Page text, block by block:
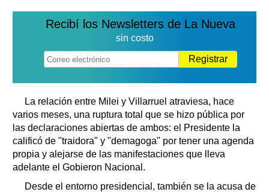
Recibí los Newsletters de La Nueva
sin costo
Registrar
La relación entre Milei y Villarruel atraviesa, hace
varios meses, una ruptura total que se hizo pública por
las declaraciones abiertas de ambos: el Presidente la
calificó de "traidora" y "demagoga" por tener una agenda
propia y alejarse de las manifestaciones que lleva
adelante el Gobieron Nacional.
Desde el entorno presidencial, también se la acusa de